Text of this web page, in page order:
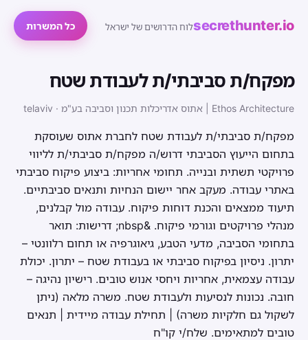
secrethunter.ioלוח הדרושים של ישראל כל המשרות
מפקח/ת סביבתי/ת לעבודת שטח
Ethos Architecture | אתוס אדריכלות תכנון וסביבה בע"מ · telaviv
מפקח/ת סביבתי/ת לעבודת שטח לחברת אתוס שעוסקת
בתחום הייעוץ הסביבתי דרוש/ה מפקח/ת סביבתי/ת לליווי
פרויקטי תשתית ובנייה. תחומי אחריות: ביצוע פיקוח סביבתי
באתרי עבודה. מעקב אחר יישום הנחיות ותנאים סביבתיים.
תיעוד ממצאים והכנת דוחות פיקוח. עבודה מול קבלנים,
מנהלי פרויקטים וגורמי פיקוח. &nbsp; דרישות: תואר
בתחומי הסביבה, מדעי הטבע, גיאוגרפיה או תחום רלוונטי –
יתרון. ניסיון בפיקוח סביבתי או בעבודת שטח – יתרון. יכולת
עבודה עצמאית, אחריות ויחסי אנוש טובים. רישיון נהיגה –
חובה. נכונות לנסיעות ולעבודת שטח. משרה מלאה (ניתן
לשקול גם חלקיות משרה) | תחילת עבודה מיידית | תנאים
טובים למתאימים. שלח/י קו"ח